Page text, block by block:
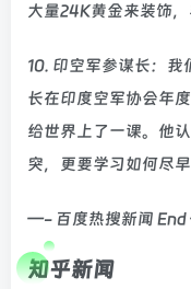
大量24K黄金来装饰，
10. 印空军参谋长：
长在印度空军协会年
给世界上了一课。他
突，更要学习如何尽早
—- 百度热搜新闻
知乎新闻